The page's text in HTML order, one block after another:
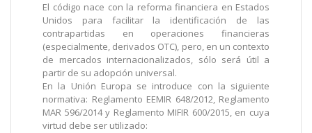
El código nace con la reforma financiera en Estados
Unidos para facilitar la identificación de las
contrapartidas en operaciones financieras
(especialmente, derivados OTC), pero, en un contexto
de mercados internacionalizados, sólo será útil a
partir de su adopción universal.
En la Unión Europa se introduce con la siguiente
normativa: Reglamento EEMIR 648/2012, Reglamento
MAR 596/2014 y Reglamento MIFIR 600/2015, en cuya
virtud debe ser utilizado: